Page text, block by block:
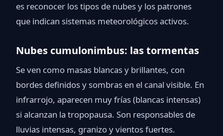
es reconocer los tipos de nubes y los patrones
que indican sistemas meteorológicos activos.
Nubes cumulonimbus: las tormentas
Se ven como masas blancas y brillantes, con
bordes definidos y sombras en el canal visible. En
infrarrojo, aparecen muy frías (blancas intensas)
si alcanzan la tropopausa. Son responsables de
lluvias intensas, granizo y vientos fuertes.